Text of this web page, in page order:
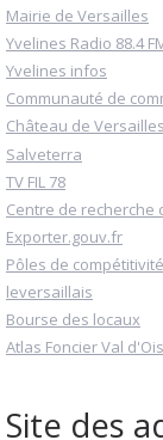
Mairie de Versailles
Yvelines Radio 88.4
Yvelines infos
Communauté de
Château de Versailles
Salveterra
TV FIL 78
Centre de recherche
Exporter.gouv.fr
Pôles de compétitivité
leversaillais
Bourse des locaux
Atlas Foncier Val
Site des